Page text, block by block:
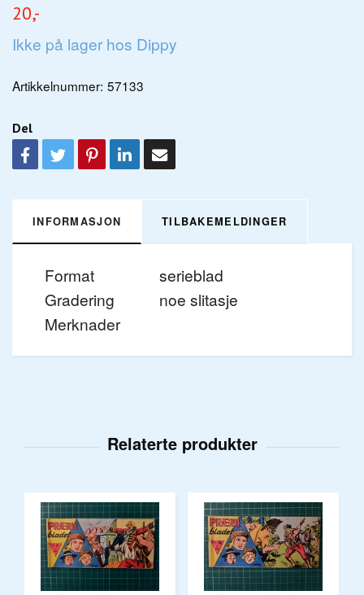
20,-
Ikke på lager hos Dippy
Artikkelnummer: 57133
Del
INFORMASJON TILBAKEMELDINGER
Format
serieblad
Gradering
noe slitasje
Merknader